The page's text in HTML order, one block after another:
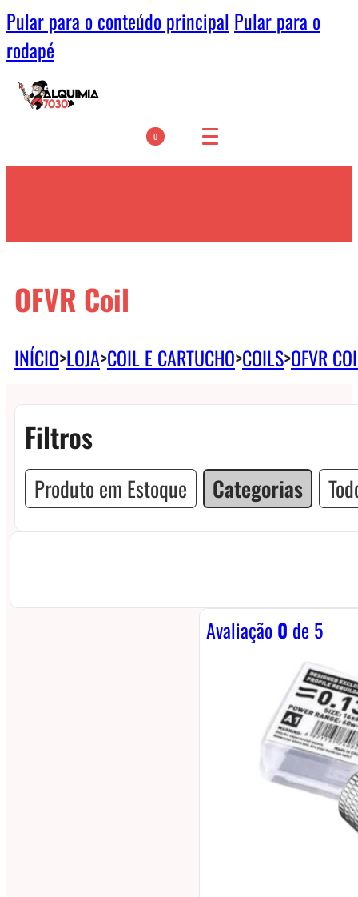
Pular para o conteúdo principal Pular para o
rodapé
0
OFVR Coil
INÍCIO>LOJA>COIL E CARTUCHO>COILS>OFVR
Filtros
Produto em Estoque Categorias
Avaliação0 de 5